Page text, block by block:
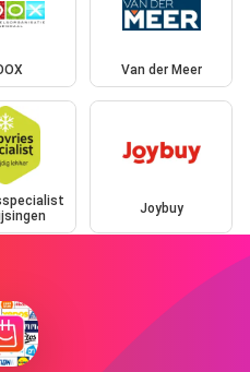
Van der Meer
Joybuy